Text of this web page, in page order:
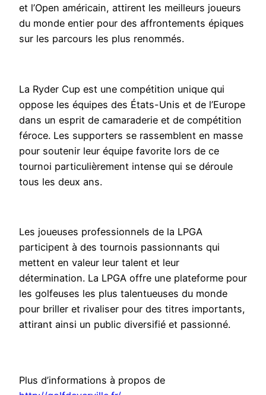
et l’Open américain, attirent les meilleurs joueurs
du monde entier pour des affrontements épiques
sur les parcours les plus renommés.
La Ryder Cup est une compétition unique qui
oppose les équipes des États-Unis et de l’Europe
dans un esprit de camaraderie et de compétition
féroce. Les supporters se rassemblent en masse
pour soutenir leur équipe favorite lors de ce
tournoi particulièrement intense qui se déroule
tous les deux ans.
Les joueuses professionnels de la LPGA
participent à des tournois passionnants qui
mettent en valeur leur talent et leur
détermination. La LPGA offre une plateforme pour
les golfeuses les plus talentueuses du monde
pour briller et rivaliser pour des titres importants,
attirant ainsi un public diversifié et passionné.
Plus d’informations à propos de